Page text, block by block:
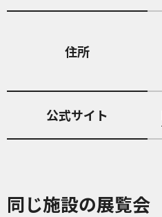
住所
公式サイト
同じ施設の展覧会